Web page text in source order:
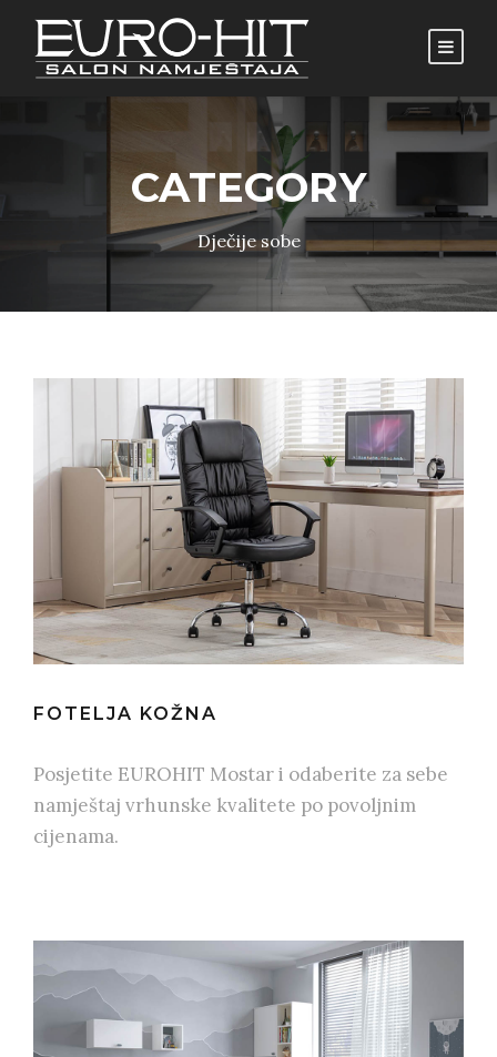
CATEGORY
Dječije sobe
FOTELJA KOŽNA
Posjetite EUROHIT Mostar i odaberite za sebe
namještaj vrhunske kvalitete po povoljnim
cijenama.